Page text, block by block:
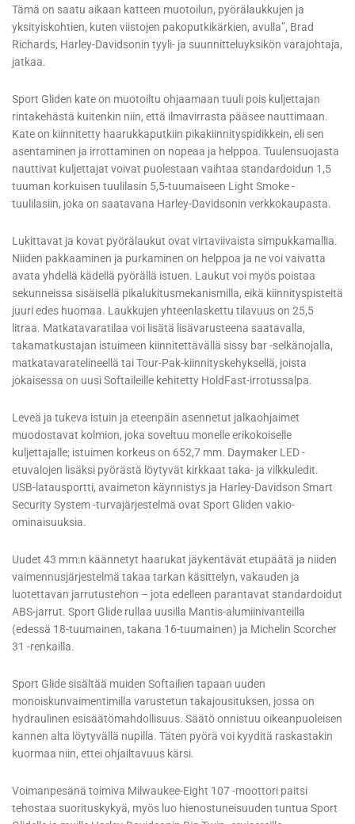
Tämä on saatu aikaan katteen muotoilun, pyörälaukkujen ja
yksityiskohtien, kuten viistojen pakoputkikärkien, avulla”, Brad
Richards, Harley-Davidsonin tyyli- ja suunnitteluyksikön varajohtaja,
jatkaa.
Sport Gliden kate on muotoiltu ohjaamaan tuuli pois kuljettajan
rintakehästä kuitenkin niin, että ilmavirrasta pääsee nauttimaan.
Kate on kiinnitetty haarukkaputkiin pikakiinnityspidikkein, eli sen
asentaminen ja irrottaminen on nopeaa ja helppoa. Tuulensuojasta
nauttivat kuljettajat voivat puolestaan vaihtaa standardoidun 1,5
tuuman korkuisen tuulilasin 5,5-tuumaiseen Light Smoke -
tuulilasiin, joka on saatavana Harley-Davidsonin verkkokaupasta.
Lukittavat ja kovat pyörälaukut ovat virtaviivaista simpukkamallia.
Niiden pakkaaminen ja purkaminen on helppoa ja ne voi vaivatta
avata yhdellä kädellä pyörällä istuen. Laukut voi myös poistaa
sekunneissa sisäisellä pikalukitusmekanismilla, eikä kiinnityspisteitä
juuri edes huomaa. Laukkujen yhteenlaskettu tilavuus on 25,5
litraa. Matkatavaratilaa voi lisätä lisävarusteena saatavalla,
takamatkustajan istuimeen kiinnitettävällä sissy bar -selkänojalla,
matkatavaratelineellä tai Tour-Pak-kiinnityskehyksellä, joista
jokaisessa on uusi Softaileille kehitetty HoldFast-irrotussalpa.
Leveä ja tukeva istuin ja eteenpäin asennetut jalkaohjaimet
muodostavat kolmion, joka soveltuu monelle erikokoiselle
kuljettajalle; istuimen korkeus on 652,7 mm. Daymaker LED -
etuvalojen lisäksi pyörästä löytyvät kirkkaat taka- ja vilkkuledit.
USB-latausportti, avaimeton käynnistys ja Harley-Davidson Smart
Security System -turvajärjestelmä ovat Sport Gliden vakio-
ominaisuuksia.
Uudet 43 mm:n käännetyt haarukat jäykentävät etupäätä ja niiden
vaimennusjärjestelmä takaa tarkan käsittelyn, vakauden ja
luotettavan jarrutustehon – jota edelleen parantavat standardoidut
ABS-jarrut. Sport Glide rullaa uusilla Mantis-alumiinivanteilla
(edessä 18-tuumainen, takana 16-tuumainen) ja Michelin Scorcher
31 -renkailla.
Sport Glide sisältää muiden Softailien tapaan uuden
monoiskunvaimentimilla varustetun takajousituksen, jossa on
hydraulinen esisäätömahdollisuus. Säätö onnistuu oikeanpuoleisen
kannen alta löytyvällä nupilla. Täten pyörä voi kyyditä raskastakin
kuormaa niin, ettei ohjailtavuus kärsi.
Voimanpesänä toimiva Milwaukee-Eight 107 -moottori paitsi
tehostaa suorituskykyä, myös luo hienostuneisuuden tuntua Sport